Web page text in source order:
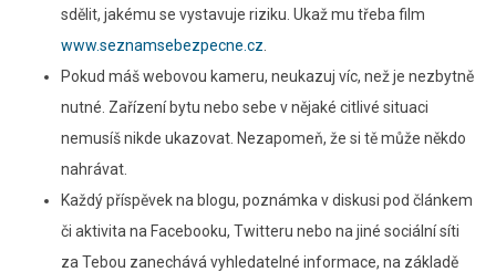
sdělit, jakému se vystavuje riziku. Ukaž mu třeba film
www.seznamsebezpecne.cz
Pokud máš webovou kameru, neukazuj víc, než je nezbytně
nutné. Zařízení bytu nebo sebe v nějaké citlivé situaci
nemusíš nikde ukazovat. Nezapomeň, že si tě může někdo
nahrávat.
Každý příspěvek na blogu, poznámka v diskusi pod článkem
či aktivita na Facebooku, Twitteru nebo na jiné sociální síti
za Tebou zanechává vyhledatelné informace, na základě